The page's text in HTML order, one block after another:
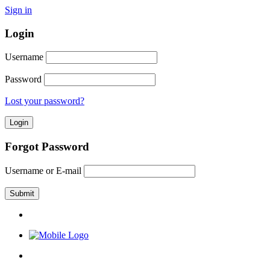
Sign in
Login
Username
Password
Lost your password?
Forgot Password
Username or E-mail